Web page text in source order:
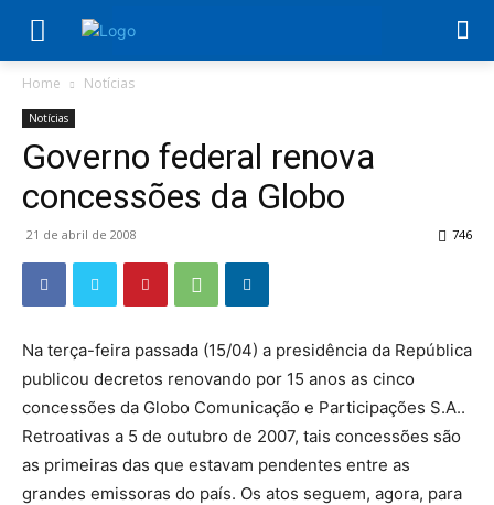
Home Notícias
Notícias
Governo federal renova
concessões da Globo
21 de abril de 2008 746
Na terça-feira passada (15/04) a presidência da República
publicou decretos renovando por 15 anos as cinco
concessões da Globo Comunicação e Participações S.A..
Retroativas a 5 de outubro de 2007, tais concessões são
as primeiras das que estavam pendentes entre as
grandes emissoras do país. Os atos seguem, agora, para